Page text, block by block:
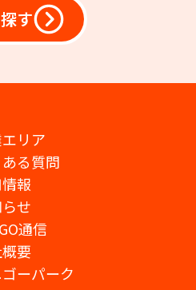
す
リア
る質問
報
せ
通信
要
ーパーク